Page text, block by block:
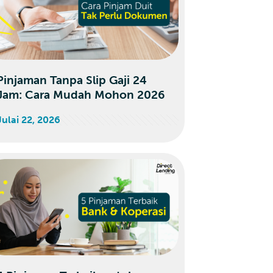
22, 2026
Tanpa Slip Gaji 24
Cara Mudah Mohon 2026